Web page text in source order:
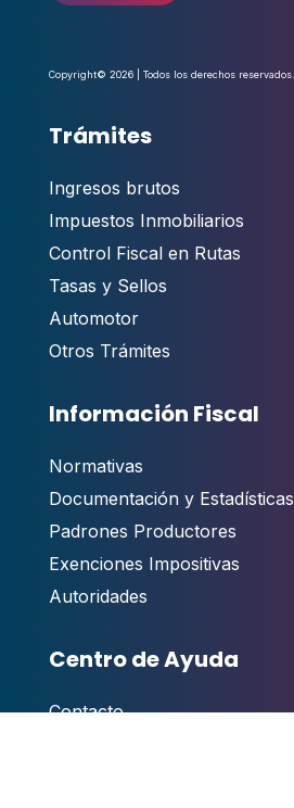
Copyright© 2026 | Todos los derechos reservados.
Trámites
Ingresos brutos
Impuestos Inmobiliarios
Control Fiscal en Rutas
Tasas y Sellos
Automotor
Otros Trámites
Información Fiscal
Normativas
Documentación y Estadísticas
Padrones Productores
Exenciones Impositivas
Autoridades
Centro de Ayuda
Contacto,